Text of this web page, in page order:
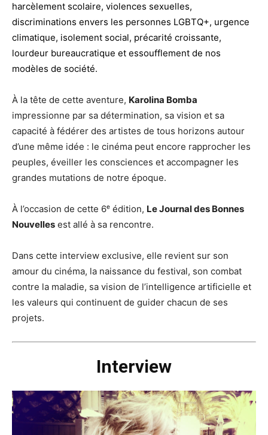
harcèlement scolaire, violences sexuelles,
discriminations envers les personnes LGBTQ+, urgence
climatique, isolement social, précarité croissante,
lourdeur bureaucratique et essoufflement de nos
modèles de société.
À la tête de cette aventure, Karolina Bomba
impressionne par sa détermination, sa vision et sa
capacité à fédérer des artistes de tous horizons autour
d’une même idée : le cinéma peut encore rapprocher les
peuples, éveiller les consciences et accompagner les
grandes mutations de notre époque.
À l’occasion de cette 6ᵉ édition, Le Journal des Bonnes
Nouvelles est allé à sa rencontre.
Dans cette interview exclusive, elle revient sur son
amour du cinéma, la naissance du festival, son combat
contre la maladie, sa vision de l’intelligence artificielle et
les valeurs qui continuent de guider chacun de ses
projets.
Interview